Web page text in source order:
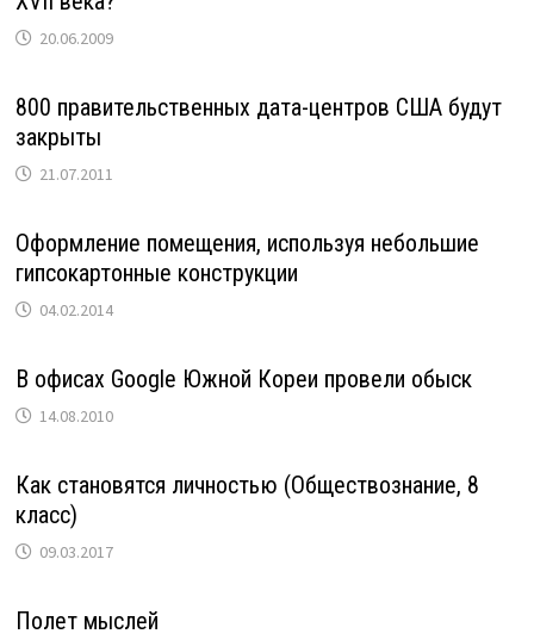
20.06.2009
800 правительственных дата-центров США будут
закрыты
21.07.2011
Оформление помещения, используя небольшие
гипсокартонные конструкции
04.02.2014
В офисах Google Южной Кореи провели обыск
14.08.2010
Как становятся личностью (Обществознание, 8
класс)
09.03.2017
Полет мыслей